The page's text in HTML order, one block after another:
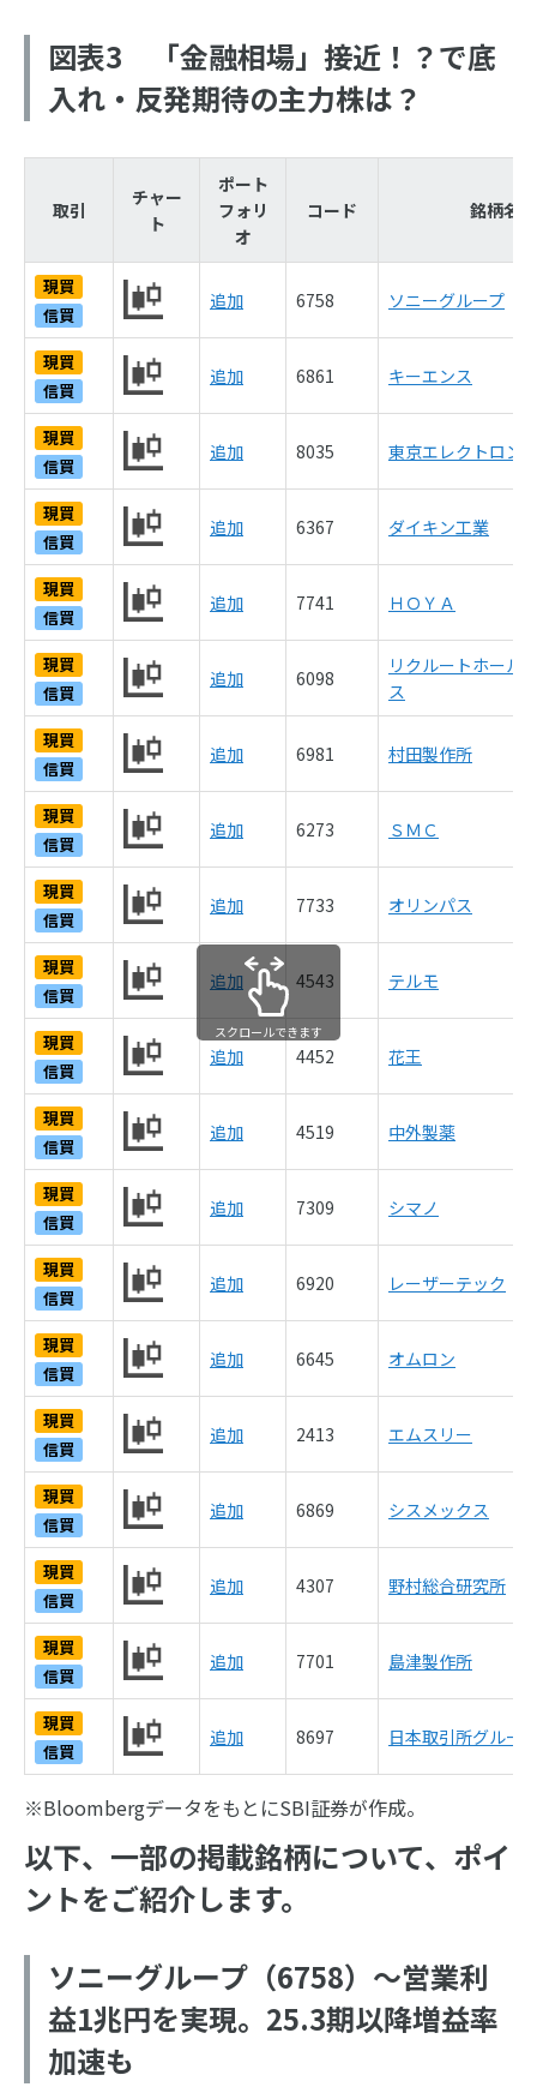
図表3 「金融相場」接近！？で底
入れ・反発期待の主力株は？
取引
チャー
ト
ポート
フォリ
オ
コード 銘柄名
現買
信買
追加 6758 ソニーグループ
現買
信買
追加 6861 キーエンス
現買
信買
追加 8035 東京エレクトロン
現買
信買
追加 6367 ダイキン工業
現買
信買
追加 7741 ＨＯＹＡ
現買
信買
追加 6098
リクルートホール
ス
現買
信買
追加 6981 村田製作所
現買
信買
追加 6273 ＳＭＣ
現買
信買
追加 7733 オリンパス
現買
信買
追加 4543 テルモ
現買
信買
追加 4452 花王
現買
信買
追加 4519 中外製薬
現買
信買
追加 7309 シマノ
現買
信買
追加 6920 レーザーテック
現買
信買
追加 6645 オムロン
現買
信買
追加 2413 エムスリー
現買
信買
追加 6869 シスメックス
現買
信買
追加 4307 野村総合研究所
現買
信買
追加 7701 島津製作所
現買
信買
追加 8697 日本取引所グループ
スクロールできます
※BloombergデータをもとにSBI証券が作成。
以下、一部の掲載銘柄について、ポイ
ントをご紹介します。
ソニーグループ（6758）～営業利
益1兆円を実現。25.3期以降増益率
加速も